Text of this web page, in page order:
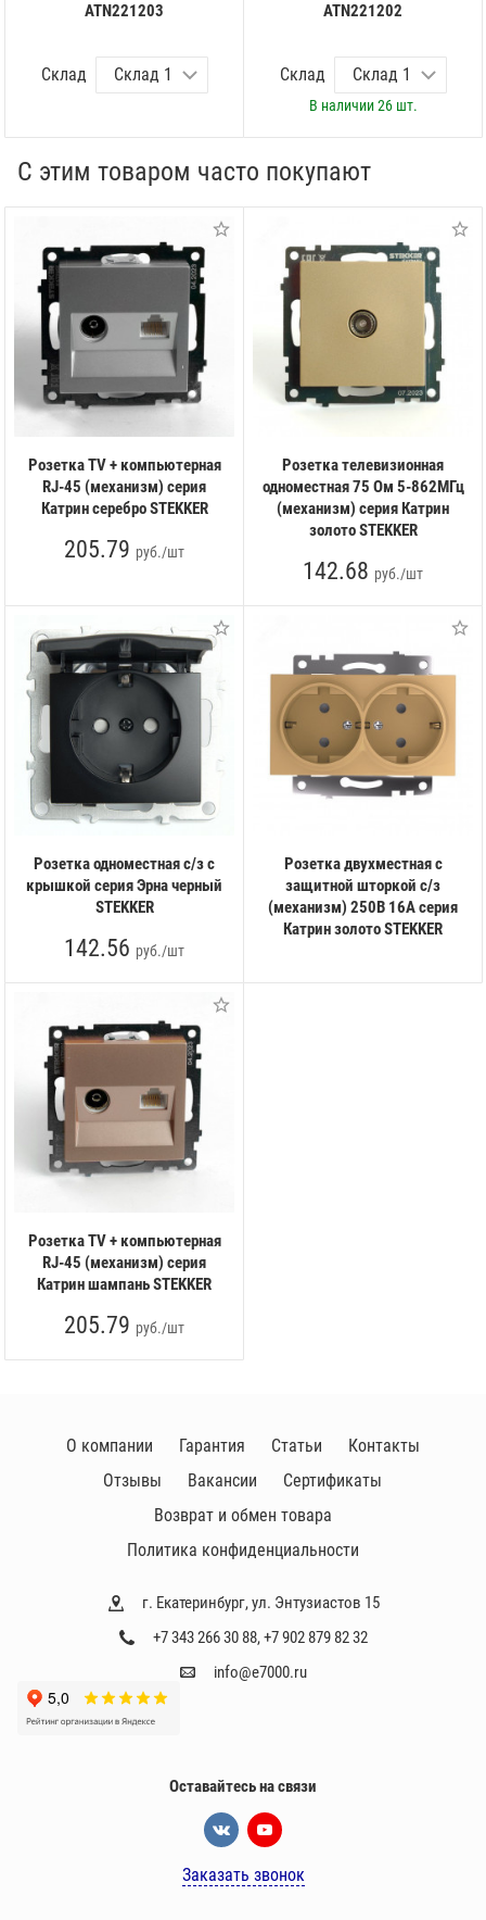
ATN221203
Склад
ATN221202
Склад
В наличии26 шт.
С этим товаром часто покупают
Розетка TV + компьютерная
RJ-45 (механизм) серия
Катрин серебро STEKKER
205.79 руб./шт
Розетка телевизионная
одноместная 75 Ом 5-862МГц
(механизм) серия Катрин
золото STEKKER
142.68 руб./шт
Розетка одноместная с/з с
крышкой серия Эрна черный
STEKKER
142.56 руб./шт
Розетка двухместная с
защитной шторкой с/з
(механизм) 250В 16А серия
Катрин золото STEKKER
Розетка TV + компьютерная
RJ-45 (механизм) серия
Катрин шампань STEKKER
205.79 руб./шт
г. Екатеринбург, ул. Энтузиастов 15
+7 343 266 30 88,+7 902 879 82 32
info@e7000.ru
О компании Гарантия Статьи
Контакты
Отзывы
Вакансии
Сертификаты
Возврат и обмен товара
Политика конфиденциальности
Оставайтесь на связи
Заказать звонок